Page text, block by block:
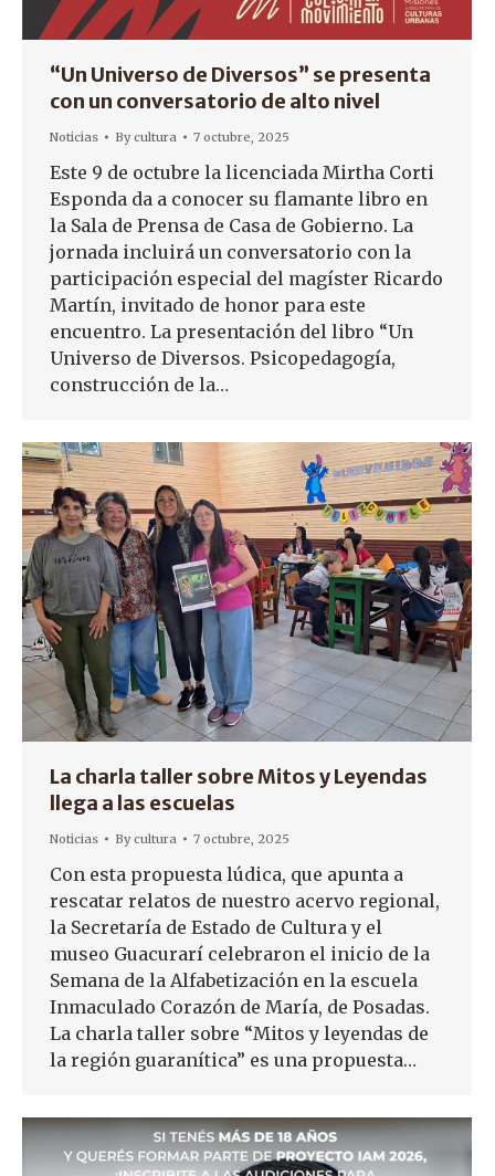
“Un Universo de Diversos” se presenta
con un conversatorio de alto nivel
Noticias Bycultura 7 octubre, 2025
Este 9 de octubre la licenciada Mirtha Corti
Esponda da a conocer su flamante libro en
la Sala de Prensa de Casa de Gobierno. La
jornada incluirá un conversatorio con la
participación especial del magíster Ricardo
Martín, invitado de honor para este
encuentro. La presentación del libro “Un
Universo de Diversos. Psicopedagogía,
construcción de la…
La charla taller sobre Mitos y Leyendas
llega a las escuelas
Noticias Bycultura 7 octubre, 2025
Con esta propuesta lúdica, que apunta a
rescatar relatos de nuestro acervo regional,
la Secretaría de Estado de Cultura y el
museo Guacurarí celebraron el inicio de la
Semana de la Alfabetización en la escuela
Inmaculado Corazón de María, de Posadas.
La charla taller sobre “Mitos y leyendas de
la región guaranítica” es una propuesta…